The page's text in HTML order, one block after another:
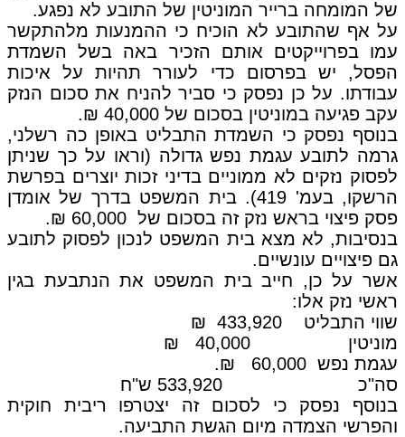
של המומחה ברייר המוניטין של התובע לא נפגע.
על אף שהתובע לא הוכיח כי ההמנעות מלהתקשר
עמו בפרוייקטים אותם הזכיר באה בשל השמדת
הפסל, יש בפרסום כדי לעורר תהיות על איכות
עבודתו. על כן נפסק כי סביר להניח את סכום הנזק
עקב פגיעה במוניטין בסכום של 40,000 ₪.
בנוסף נפסק כי השמדת התבליט באופן כה רשלני,
גרמה לתובע עגמת נפש גדולה (וראו על כך שניתן
לפסוק נזקים לא ממוניים בדיני זכות יוצרים בפרשת
הרשקו, בעמ' 419). בית המשפט בדרך של אומדן
פסק פיצוי בראש נזק זה בסכום של 60,000 ₪.
בנסיבות, לא מצא בית המשפט לנכון לפסוק לתובע
גם פיצויים עונשיים.
אשר על כן, חייב בית המשפט את הנתבעת בגין
ראשי נזק אלו:
שווי התבליט
מוניטין
עגמת נפש 60,000 ₪.
סה"כ
533,920 ש"ח
בנוסף נפסק כי לסכום זה יצטרפו ריבית חוקית
והפרשי הצמדה מיום הגשת התביעה.